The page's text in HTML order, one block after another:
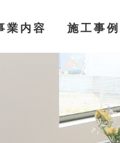
業内容 施工事例